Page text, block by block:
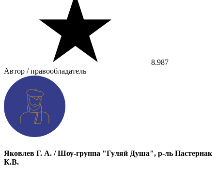
8.987
Автор / правообладатель
Яковлев Г. А. / Шоу-группа "Гуляй Душа", р-ль Пастернак
К.В.